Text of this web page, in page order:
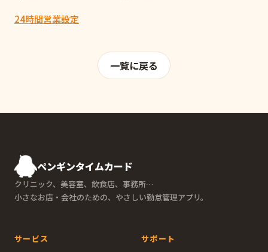
24時間営業設定
一覧に戻る
ペンギンタイムカード
クリニック、美容室、飲食店、事務所…
小さなお店・会社のための、やさしい勤怠管理アプリ。
サービス サポート